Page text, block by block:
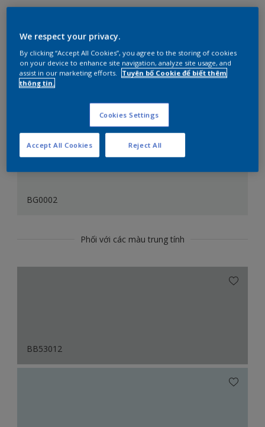
Gợi ý phối màu
BG0002
Phối với các màu trung tính
BB53012
We respect your privacy.
By clicking “Accept All Cookies”, you agree to the storing of cookies
on your device to enhance site navigation, analyze site usage, and
assist in our marketing efforts.
Tuyên bố Cookie để biết thêm
thông tin.
Cookies Settings
Reject All
Accept All Cookies